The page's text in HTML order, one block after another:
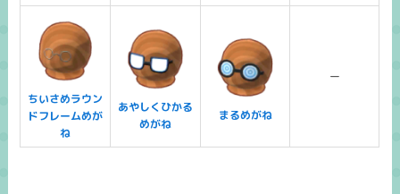
ちいさめラウン
ドフレームめが
ね
あやしくひかる
めがね
まるめがね
ー